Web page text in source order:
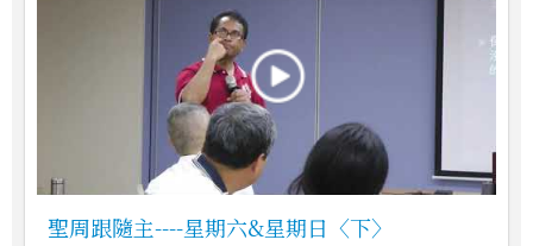
聖周跟隨主----星期六&星期日〈下〉